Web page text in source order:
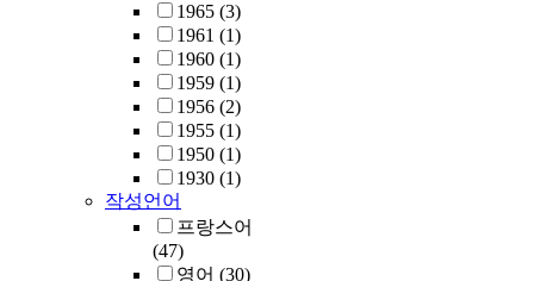
1965 (3)
1961 (1)
1960 (1)
1959 (1)
1956 (2)
1955 (1)
1950 (1)
1930 (1)
작성언어
프랑스어
(47)
영어 (30)